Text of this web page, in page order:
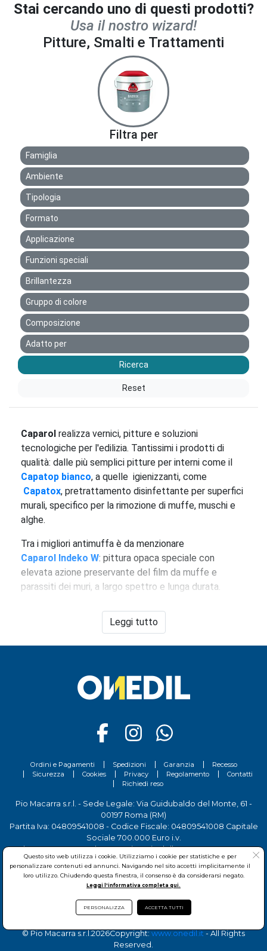
Stai cercando uno di questi prodotti?
Usa il nostro wizard!
Pitture, Smalti e Trattamenti
Filtra per
Famiglia
Ambiente
Tipologia
Formato
Applicazione
Funzioni speciali
Brillantezza
Gruppo di colore
Composizione
Adatto per
Ricerca
Reset
Caparol realizza vernici, pitture e soluzioni
tecnologiche per l'edilizia. Tantissimi i prodotti di
qualità: dalle più semplici pitture per interni come il
Capatop bianco, a quelle igienizzanti, come
Capatox, pretrattamento disinfettante per superfici
murali, specifico per la rimozione di muffe, muschi e
alghe.
Tra i migliori antimuffa è da menzionare
Caparol Indeko W: pittura opaca speciale con
elevata azione preservante del film da muffe e
parassiti dei muri, a largo spettro e lunga durata.
Tra le pitture per interni più performanti, invece,
, pittura fine per interni, liscia al
esempio soggiorni, camere da letto, locali hobby, etc.
Scopri tutti i prodotti Caparol sul nostro sito.
Leggi tutto
Ordini e Pagamenti Spedizioni Garanzia
Recesso
Sicurezza
Cookies Privacy Regolamento
Contatti
Richiedi reso
Pio Macarra s.r.l. - Sede Legale: Via Guidubaldo del Monte, 61 -
00197 Roma (RM)
Partita Iva: 04809541008 - Codice Fiscale: 04809541008 Capitale
Sociale 700.000 Euro i.v.
Tel.06 81156444- Sede Operativa: Via delle Imprese, 7 - 00030
San Cesareo (RM)
© Pio Macarra s.r.l.2026Copyright: www.onedil.it - All Rights
Reserved.
Questo sito web utilizza i cookie. Utilizziamo i cookie per statistiche e per
personalizzare contenuti ed annunci. Navigando nel sito accetti implicitamente il
loro utilizzo. Chiudendo questa finestra, il consenso è da considerarsi negato.
Leggi l'informativa completa qui.
PERSONALIZZA ACCETTA TUTTI